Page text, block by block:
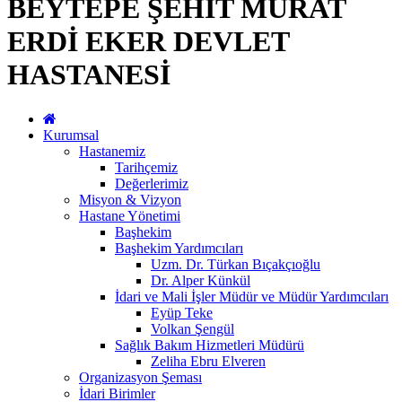
BEYTEPE ŞEHİT MURAT
ERDİ EKER DEVLET
HASTANESİ
Kurumsal
Hastanemiz
Tarihçemiz
Değerlerimiz
Misyon & Vizyon
Hastane Yönetimi
Başhekim
Başhekim Yardımcıları
Uzm. Dr. Türkan Bıçakçıoğlu
Dr. Alper Künkül
İdari ve Mali İşler Müdür ve Müdür Yardımcıları
Eyüp Teke
Volkan Şengül
Sağlık Bakım Hizmetleri Müdürü
Zeliha Ebru Elveren
Organizasyon Şeması
İdari Birimler